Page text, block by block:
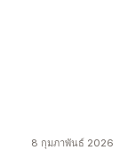
8 กุมภาพันธ์ 2026